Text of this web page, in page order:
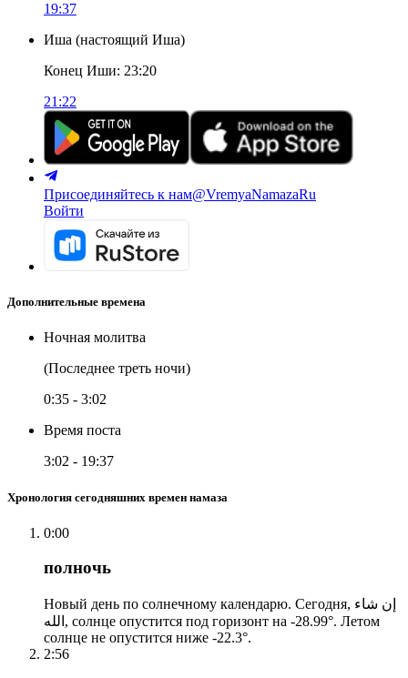
19:37
Иша (настоящий Иша)
Конец Иши: 23:20
21:22
Присоединяйтесь к нам@VremyaNamazaRu
Войти
Дополнительные времена
Ночная молитва
(Последнее треть ночи)
0:35 - 3:02
Время поста
3:02 - 19:37
Хронология сегодняшних времен намаза
0:00
полночь
Новый день по солнечному календарю. Сегодня, إن شاء
الله, солнце опустится под горизонт на -28.99°. Летом
солнце не опустится ниже -22.3°.
2:56